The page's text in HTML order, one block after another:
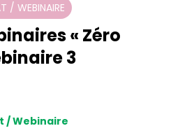
/ WEBINAIRE
« Zéro
3
/ Webinaire